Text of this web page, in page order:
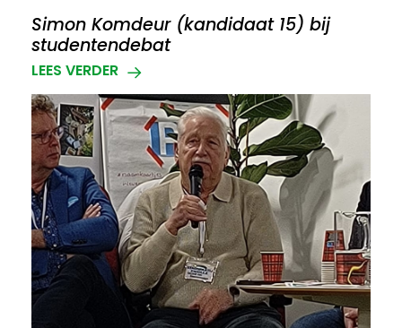
Simon Komdeur (kandidaat 15) bij
studentendebat
LEES VERDER